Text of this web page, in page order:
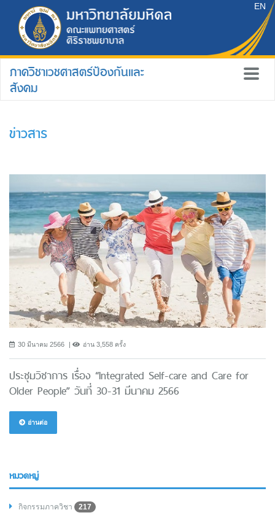
EN
ภาควิชาเวชศาสตร์ป้องกันและ
สังคม
ข่าวสาร
30 มีนาคม 2566 อ่าน 3,558 ครั้ง
ประชุมวิชาการ เรื่อง “Integrated Self-care and Care for
Older People” วันที่ 30-31 มีนาคม 2566
อ่านต่อ
หมวดหมู่
กิจกรรมภาควิชา
217